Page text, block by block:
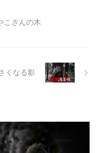
こさんの木
くなる影